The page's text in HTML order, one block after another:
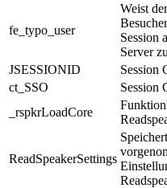
fe_typo_user
Weist
Session
Server zu
JSESSIONID Session
ct_SSO
Session
_rspkrLoadCore
ReadSpeakerSettings